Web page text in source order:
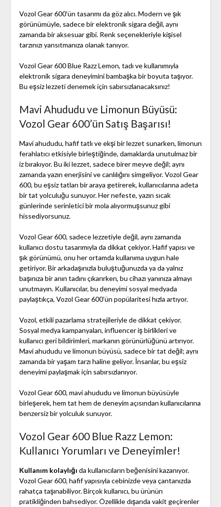
Vozol Gear 600'ün tasarımı da göz alıcı. Modern ve şık
görünümüyle, sadece bir elektronik sigara değil, aynı
zamanda bir aksesuar gibi. Renk seçenekleriyle kişisel
tarzınızı yansıtmanıza olanak tanıyor.
Vozol Gear 600 Blue Razz Lemon, tadı ve kullanımıyla
elektronik sigara deneyimini bambaşka bir boyuta taşıyor.
Bu eşsiz lezzeti denemek için sabırsızlanacaksınız!
Mavi Ahududu ve Limonun Büyüsü:
Vozol Gear 600’ün Satış Başarısı!
Mavi ahududu, hafif tatlı ve ekşi bir lezzet sunarken, limonun
ferahlatıcı etkisiyle birleştiğinde, damaklarda unutulmaz bir
iz bırakıyor. Bu iki lezzet, sadece birer meyve değil; aynı
zamanda yazın enerjisini ve canlılığını simgeliyor. Vozol Gear
600, bu eşsiz tatları bir araya getirerek, kullanıcılarına adeta
bir tat yolculuğu sunuyor. Her nefeste, yazın sıcak
günlerinde serinletici bir mola alıyormuşsunuz gibi
hissediyorsunuz.
Vozol Gear 600, sadece lezzetiyle değil, aynı zamanda
kullanıcı dostu tasarımıyla da dikkat çekiyor. Hafif yapısı ve
şık görünümü, onu her ortamda kullanıma uygun hale
getiriyor. Bir arkadaşınızla buluştuğunuzda ya da yalnız
başınıza bir anın tadını çıkarırken, bu cihazı yanınıza almayı
unutmayın. Kullanıcılar, bu deneyimi sosyal medyada
paylaştıkça, Vozol Gear 600’ün popülaritesi hızla artıyor.
Vozol, etkili pazarlama stratejileriyle de dikkat çekiyor.
Sosyal medya kampanyaları, influencer iş birlikleri ve
kullanıcı geri bildirimleri, markanın görünürlüğünü artırıyor.
Mavi ahududu ve limonun büyüsü, sadece bir tat değil; aynı
zamanda bir yaşam tarzı haline geliyor. İnsanlar, bu eşsiz
deneyimi paylaşmak için sabırsızlanıyor.
Vozol Gear 600, mavi ahududu ve limonun büyüsüyle
birleşerek, hem tat hem de deneyim açısından kullanıcılarına
benzersiz bir yolculuk sunuyor.
Vozol Gear 600 Blue Razz Lemon:
Kullanıcı Yorumları ve Deneyimler!
Kullanım kolaylığı da kullanıcıların beğenisini kazanıyor.
Vozol Gear 600, hafif yapısıyla cebinizde veya çantanızda
rahatça taşınabiliyor. Birçok kullanıcı, bu ürünün
pratikliğinden bahsediyor. Özellikle dışarıda vakit geçirenler